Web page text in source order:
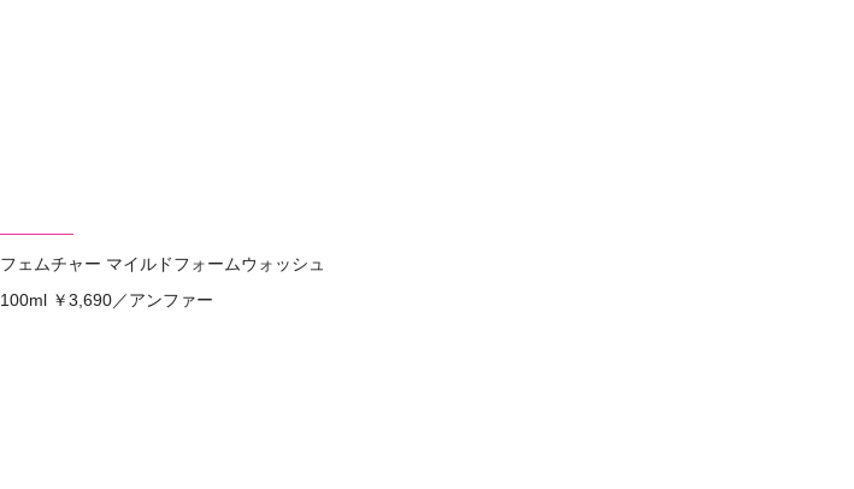
フェムチャー マイルドフォームウォッシュ
100ml ￥3,690／アンファー